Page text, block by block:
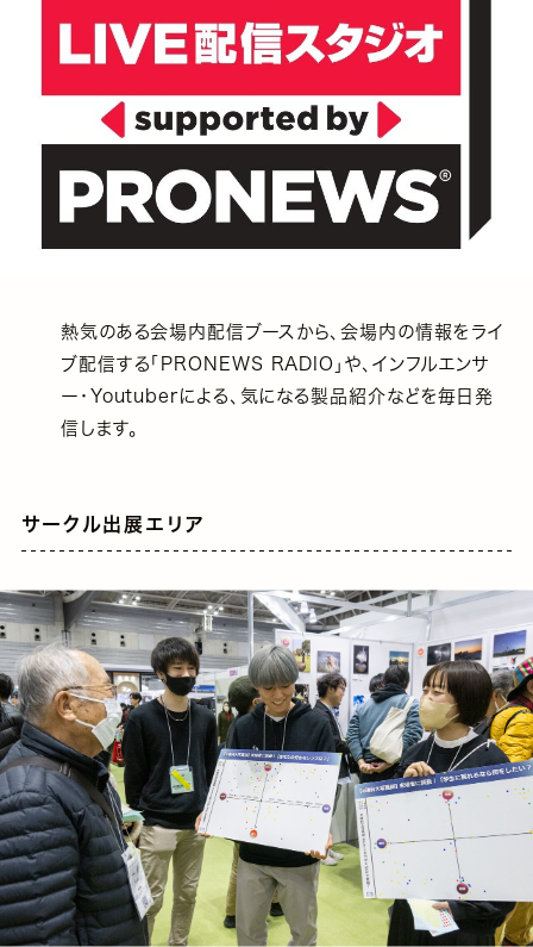
熱気のある会場内配信ブースから、会場内の情報をライ
ブ配信する「PRONEWS RADIO」や、インフルエンサ
ー・Youtuberによる、気になる製品紹介などを毎日発
信します。
サークル出展エリア